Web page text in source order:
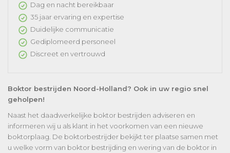
Dag en nacht bereikbaar
35 jaar ervaring en expertise
Duidelijke communicatie
Gediplomeerd personeel
Discreet en vertrouwd
Boktor bestrijden Noord-Holland? Ook in uw regio snel
geholpen!
Naast het daadwerkelijke boktor bestrijden adviseren en
informeren wij u als klant in het voorkomen van een nieuwe
boktorplaag. De boktorbestrijder bekijkt ter plaatse samen met
u welke vorm van boktor bestrijding en wering van de boktor in